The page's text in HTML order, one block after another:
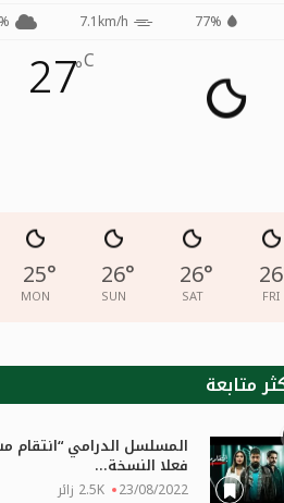
77%
7.1km/h
27°C
26
FRI
26°
SAT
26°
SUN
25°
MON
متابعة
المسلسل الدرامي
فعلا النسخة...
23/08/2022 2.5K زائر